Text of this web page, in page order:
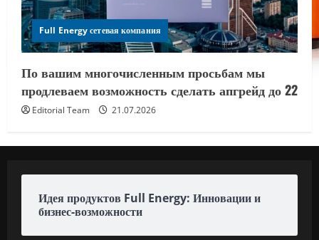
Full Energy сетевая компания
По вашим многочисленным просьбам мы
продлеваем возможность сделать апгрейд до 22
Editorial Team 21.07.2026
Идея продуктов Full Energy: Инновации и
бизнес-возможности